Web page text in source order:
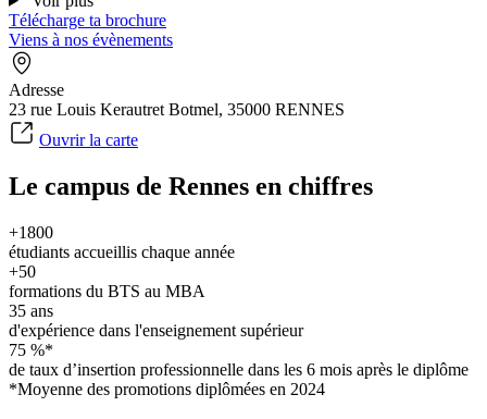
Télécharge ta brochure
Viens à nos évènements
Adresse
23 rue Louis Kerautret Botmel, 35000 RENNES
Ouvrir la carte
Le campus de Rennes en chiffres
+1800
étudiants accueillis chaque année
+50
formations du BTS au MBA
35 ans
d'expérience dans l'enseignement supérieur
75 %*
de taux d’insertion professionnelle dans les 6 mois après le diplôme
*Moyenne des promotions diplômées en 2024